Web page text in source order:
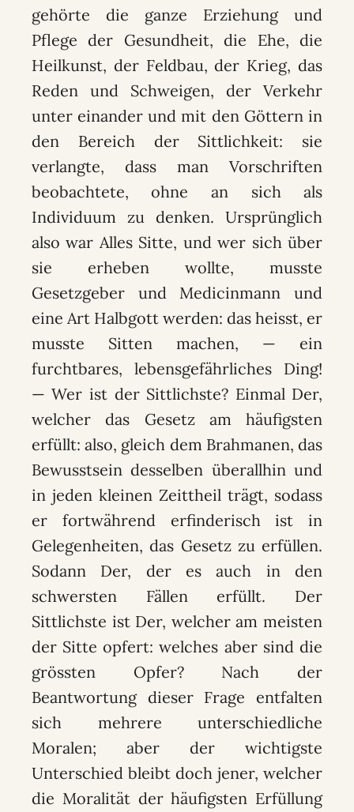
gehörte die ganze Erziehung und
Pflege der Gesundheit, die Ehe, die
Heilkunst, der Feldbau, der Krieg, das
Reden und Schweigen, der Verkehr
unter einander und mit den Göttern in
den Bereich der Sittlichkeit: sie
verlangte, dass man Vorschriften
beobachtete, ohne an sich als
Individuum zu denken. Ursprünglich
also war Alles Sitte, und wer sich über
sie erheben wollte, musste
Gesetzgeber und Medicinmann und
eine Art Halbgott werden: das heisst, er
musste Sitten machen, — ein
furchtbares, lebensgefährliches Ding!
— Wer ist der Sittlichste? Einmal Der,
welcher das Gesetz am häufigsten
erfüllt: also, gleich dem Brahmanen, das
Bewusstsein desselben überallhin und
in jeden kleinen Zeittheil trägt, sodass
er fortwährend erfinderisch ist in
Gelegenheiten, das Gesetz zu erfüllen.
Sodann Der, der es auch in den
schwersten Fällen erfüllt. Der
Sittlichste ist Der, welcher am meisten
der Sitte opfert: welches aber sind die
grössten Opfer? Nach der
Beantwortung dieser Frage entfalten
sich mehrere unterschiedliche
Moralen; aber der wichtigste
Unterschied bleibt doch jener, welcher
die Moralität der häufigsten Erfüllung